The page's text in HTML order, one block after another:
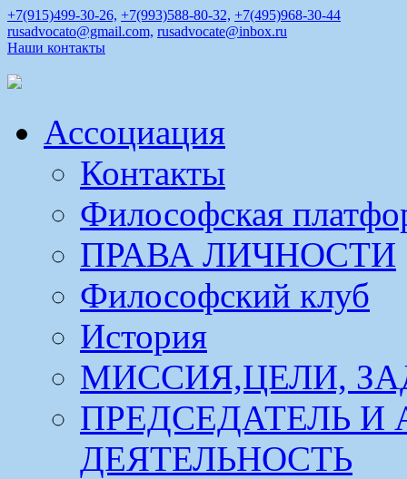
+7(915)499-30-26, +7(993)588-80-32, +7(495)968-30-44
rusadvocato@gmail.com, rusadvocate@inbox.ru
Наши контакты
Ассоциация
Контакты
Философская
ПРАВА ЛИЧНОСТИ
Философский клуб
История
МИССИЯ,ЦЕЛИ,
ПРЕДСЕДАТЕЛЬ И
ДЕЯТЕЛЬНОСТЬ